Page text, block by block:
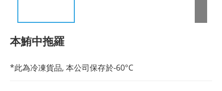
本鮪中拖羅
*此為冷凍貨品, 本公司保存於-60°C